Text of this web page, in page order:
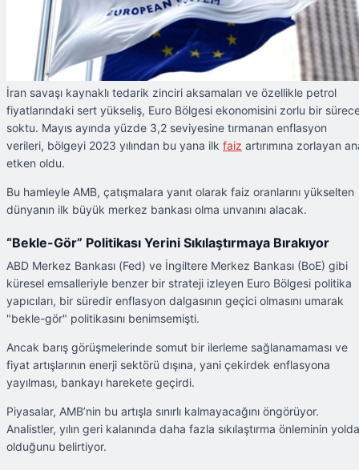
İran savaşı kaynaklı tedarik zinciri aksamaları ve özellikle petrol
fiyatlarındaki sert yükseliş, Euro Bölgesi ekonomisini zorlu bir
soktu. Mayıs ayında yüzde 3,2 seviyesine tırmanan enflasyon
verileri, bölgeyi 2023 yılından bu yana ilk faiz artırımına zorlayan
etken oldu.
Bu hamleyle AMB, çatışmalara yanıt olarak faiz oranlarını yükselten
dünyanın ilk büyük merkez bankası olma unvanını alacak.
“Bekle-Gör” Politikası Yerini Sıkılaştırmaya Bırakıyor
ABD Merkez Bankası (Fed) ve İngiltere Merkez Bankası (BoE) gibi
küresel emsalleriyle benzer bir strateji izleyen Euro Bölgesi politika
yapıcıları, bir süredir enflasyon dalgasının geçici olmasını umarak
"bekle-gör" politikasını benimsemişti.
Ancak barış görüşmelerinde somut bir ilerleme sağlanamaması ve
fiyat artışlarının enerji sektörü dışına, yani çekirdek enflasyona
yayılması, bankayı harekete geçirdi.
Piyasalar, AMB’nin bu artışla sınırlı kalmayacağını öngörüyor.
Analistler, yılın geri kalanında daha fazla sıkılaştırma önleminin yolda
olduğunu belirtiyor.